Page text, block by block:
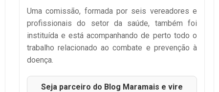
Uma comissão, formada por seis vereadores e
profissionais do setor da saúde, também foi
instituída e está acompanhando de perto todo o
trabalho relacionado ao combate e prevenção à
doença.
Seja parceiro do Blog Maramais e vire